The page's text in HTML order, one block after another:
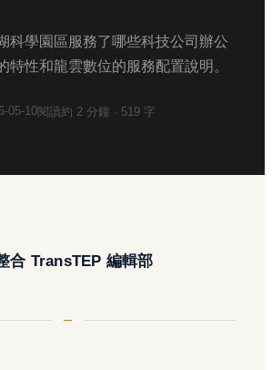
科學園區服務了哪些科技公司辦公
特性和龍雲數位的服務配置說明。
05-10閱讀約 2 分鐘 · 519 字
合 TransTEP 編輯部